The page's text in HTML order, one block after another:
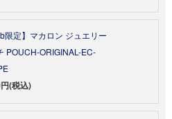
限定】マカロン ジュエリー
POUCH-ORIGINAL-EC-
(税込)